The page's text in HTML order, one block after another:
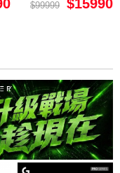
$99999 $15990